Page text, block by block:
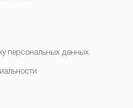
персональных данных